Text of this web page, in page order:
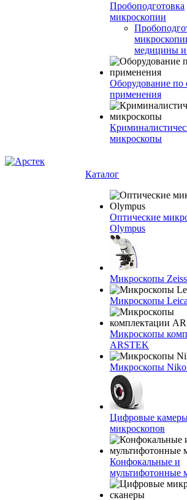
Пробоподготовка
микроскопии
медицины и
Оборудование по
применения
микроскопы
Каталог
Оптические
Olympus
Микроскопы Zeiss
Микроскопы Leica
Микроскопы
ARSTEK
Микроскопы
Цифровые
микроскопов
Конфокальные и
мультифотонные